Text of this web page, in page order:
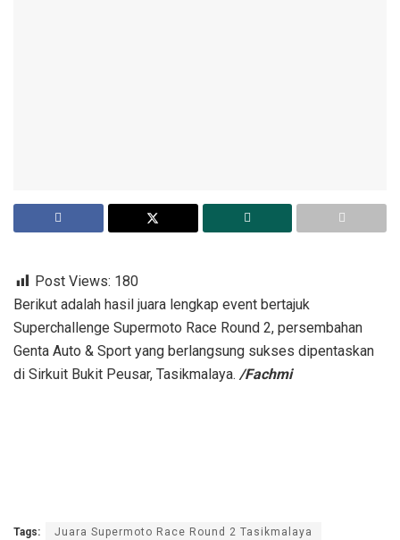
Post Views: 180
Berikut adalah hasil juara lengkap event bertajuk
Superchallenge Supermoto Race Round 2, persembahan
Genta Auto & Sport yang berlangsung sukses dipentaskan
di Sirkuit Bukit Peusar, Tasikmalaya. /Fachmi
Tags: Juara Supermoto Race Round 2 Tasikmalaya